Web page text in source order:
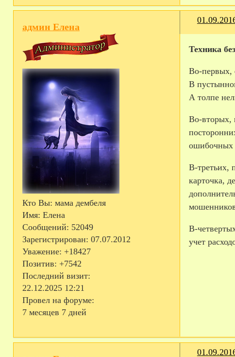
админ Елена
Кто Вы: мама дембеля
Имя: Елена
Сообщений: 52049
Зарегистрирован: 07.07.2012
Уважение: +18427
Позитив: +7542
Последний визит:
22.12.2025 12:21
Провел на форуме:
7 месяцев 7 дней
Техника
Во-­первых,
В
А толпе
Во-­вторых,
ошибочных
В-­третьих,
карточка,
В­-
учет